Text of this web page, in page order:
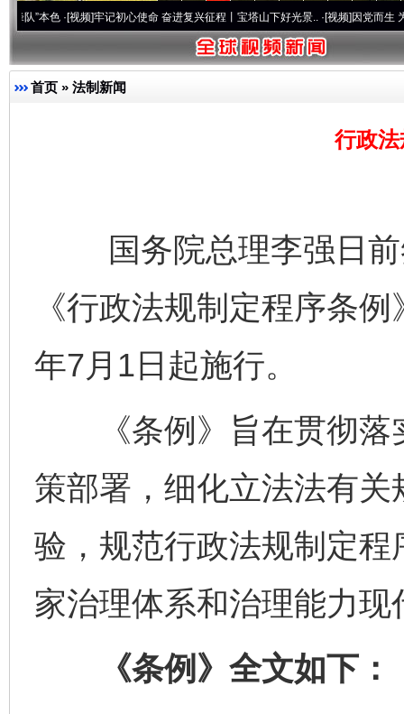
·[视频]牢记初心使命 奋进复兴征程丨宝塔山下好光景..·[视频]因党而生 为党而战
首页 » 法制新闻
行政
国务院总理李强日前
《行政法规制定程序条
年7月1日起施行。
《条例》旨在贯彻落
策部署，细化立法法有
验，规范行政法规制定
家治理体系和治理能力现
《条例》全文如下：